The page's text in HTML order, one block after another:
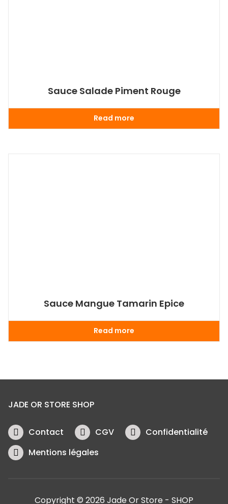
Sauce Salade Piment Rouge
Read more
Sauce Mangue Tamarin Epice
Read more
JADE OR STORE SHOP
Contact CGV
Confidentialité
Mentions légales
Copyright © 2026 Jade Or Store - SHOP